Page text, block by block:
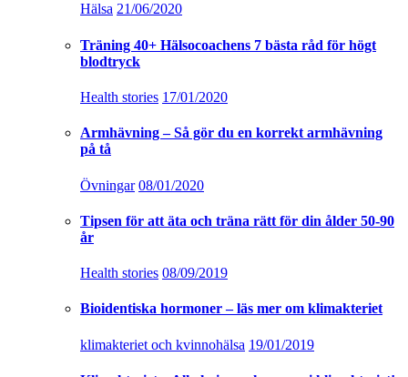
Hälsa 21/06/2020
Träning 40+ Hälsocoachens 7 bästa råd för högt
blodtryck
Health stories 17/01/2020
Armhävning – Så gör du en korrekt armhävning
på tå
Övningar 08/01/2020
Tipsen för att äta och träna rätt för din ålder 50-90
år
Health stories 08/09/2019
Bioidentiska hormoner – läs mer om klimakteriet
klimakteriet och kvinnohälsa 19/01/2019